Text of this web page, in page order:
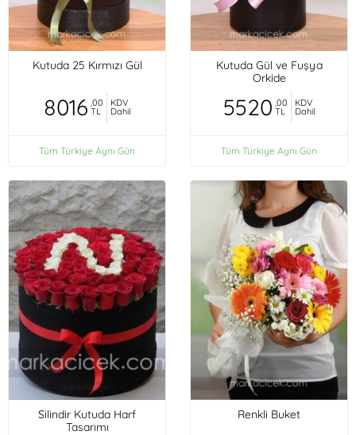
Kutuda 25 Kırmızı Gül
8016 ,00
TL
KDV
Dahil
Tüm Türkiye Aynı Gün
Kutuda Gül ve Fuşya
Orkide
5520 ,00
TL
KDV
Dahil
Tüm Türkiye Aynı Gün
Silindir Kutuda Harf
Tasarımı
Renkli Buket